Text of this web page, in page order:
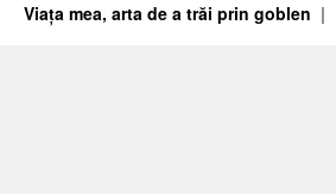
Viața mea, arta de a trăi prin goblen